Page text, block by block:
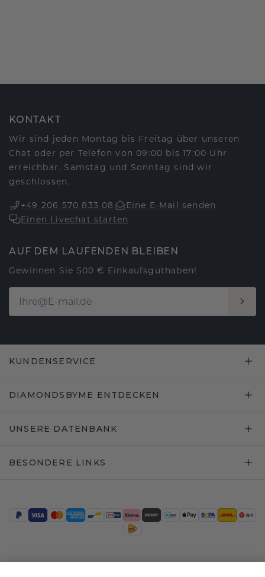
KONTAKT
Wir sind jeden Montag bis Freitag über unseren
Chat oder per Telefon von 09:00 bis 17:00 Uhr
erreichbar. Samstag und Sonntag sind wir
geschlossen.
+49 206 570 833 08
Eine E-Mail senden
Einen Livechat starten
AUF DEM LAUFENDEN BLEIBEN
Gewinnen Sie 500 € Einkaufsguthaben!
KUNDENSERVICE
DIAMONDSBYME ENTDECKEN
UNSERE DATENBANK
BESONDERE LINKS